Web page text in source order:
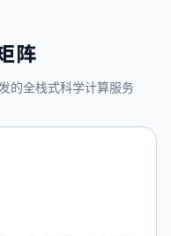
阵
的全栈式科学计算服务